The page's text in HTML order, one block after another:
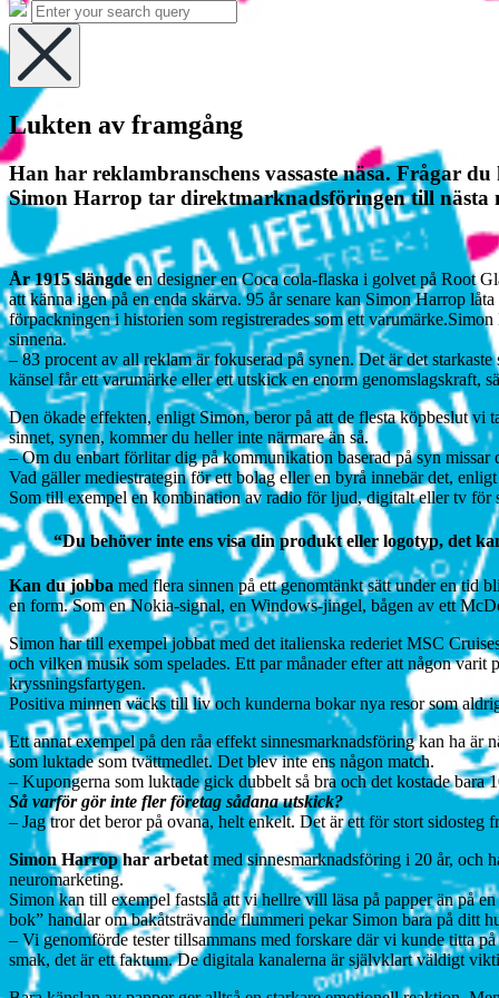
search
field
Search
for:
Search
Hide
search
Lukten av framgång
Han har reklambranschens vassaste näsa. Frågar
Simon Harrop tar direktmarknadsföringen till nästa
År 1915 slängdeen designer en Coca cola-flaska i golvet på Root
att känna igen på en enda skärva. 95 år senare kan Simon Harrop
förpackningen i historien som registrerades som ett varumärke.Simon
sinnena.
– 83 procent av all reklam är fokuserad på synen. Det är det
känsel får ett varumärke eller ett utskick en enorm genomslagskraft,
Den ökade effekten, enligt Simon, beror på att de flesta köpbeslut vi
sinnet, synen, kommer du heller inte närmare än så.
– Om du enbart förlitar dig på kommunikation baserad på syn
Vad gäller mediestrategin för ett bolag eller en byrå innebär det,
Som till exempel en kombination av radio för ljud, digitalt eller tv för
“Du behöver inte ens visa din produkt eller logotyp, det
Kan du jobba med flera sinnen på ett genomtänkt sätt under en tid
en form. Som en Nokia-signal, en Windows-jingel, bågen av ett
Simon har till exempel jobbat med det italienska rederiet MSC
och vilken musik som spelades. Ett par månader efter att någon
kryssningsfartygen.
Positiva minnen väcks till liv och kunderna bokar nya resor som
Ett annat exempel på den råa effekt sinnesmarknadsföring kan ha
som luktade som tvättmedlet. Det blev inte ens någon match.
– Kupongerna som luktade gick dubbelt så bra och det kostade
Så varför gör inte fler företag sådana utskick?
– Jag tror det beror på ovana, helt enkelt. Det är ett för stort
Simon Harrop har arbetat med sinnesmarknadsföring i 20 år, och
neuromarketing.
Simon kan till exempel fastslå att vi hellre vill läsa på papper än på
bok” handlar om bakåtsträvande flummeri pekar Simon bara på ditt
– Vi genomförde tester tillsammans med forskare där vi kunde titta
smak, det är ett faktum. De digitala kanalerna är självklart väldigt